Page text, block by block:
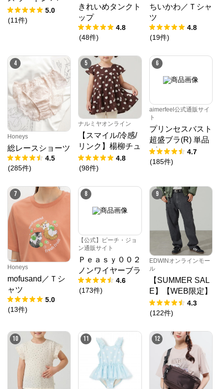
フバックショーツ
5.0
(11件)
きれいめタンクト
ップ
4.8
(48件)
ちいかわ／Ｔシャ
ツ
4.8
(19件)
4
Honeys
総レースショーツ
4.5
(285件)
5
ナルミヤオンライン
【スマイル/冷感/
リンク】楊柳チュ
ニック
4.8
(98件)
6
aimerfeel公式通販サイ
ト
プリンセスバスト
超盛ブラ(R) 単品
ブラジャー4.7
(185件)
7
Honeys
mofusand／Ｔシ
ャツ
5.0
(13件)
8
【公式】ピーチ・ジョ
ン通販サイト
Ｐｅａｓｙ００２
ノンワイヤーブラ
4.6
(173件)
9
EDWINオンラインモー
ル
【SUMMER SAL
E】【WEB限定】
STEPMARK ルー
ズペインターパン
4.3
(122件)
10 11 12
クロスプラス オンラインストア
公式ECサイト
クロスプラス　オンラインストア
からのコメン
ト
N.O.R.C (ノーク)、JUNKO SHIMADA (ジュンコシマ
ダ) 、ATSURO TAYAMA（アツロウ タヤマ）、
ALPHA CUBIC (アルファーキュービック)、DECOY
(デコイ)、Petit Honfleur (プチオンフルール)、
DERMASHARE (ダーマシェア)など、20 代～ 40 代の
大人女子ブランドを中心に、多くの人気ブランドをラ
レディースファッションを中心に、ライフスタイルを
豊かにするオリジナルアイテムをご提案します。